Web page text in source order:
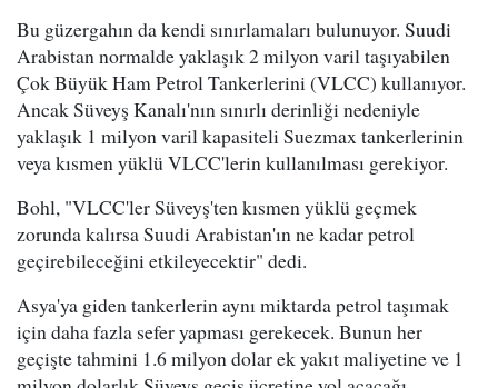
Bu güzergahın da kendi sınırlamaları bulunuyor. Suudi
Arabistan normalde yaklaşık 2 milyon varil taşıyabilen
Çok Büyük Ham Petrol Tankerlerini (VLCC) kullanıyor.
Ancak Süveyş Kanalı'nın sınırlı derinliği nedeniyle
yaklaşık 1 milyon varil kapasiteli Suezmax tankerlerinin
veya kısmen yüklü VLCC'lerin kullanılması gerekiyor.
Bohl, "VLCC'ler Süveyş'ten kısmen yüklü geçmek
zorunda kalırsa Suudi Arabistan'ın ne kadar petrol
geçirebileceğini etkileyecektir" dedi.
Asya'ya giden tankerlerin aynı miktarda petrol taşımak
için daha fazla sefer yapması gerekecek. Bunun her
geçişte tahmini 1.6 milyon dolar ek yakıt maliyetine ve 1